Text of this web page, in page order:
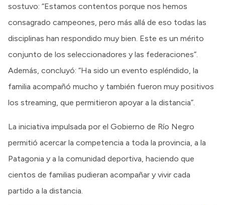
sostuvo: “Estamos contentos porque nos hemos
consagrado campeones, pero más allá de eso todas las
disciplinas han respondido muy bien. Este es un mérito
conjunto de los seleccionadores y las federaciones”.
Además, concluyó: “Ha sido un evento espléndido, la
familia acompañó mucho y también fueron muy positivos
los streaming, que permitieron apoyar a la distancia”.
La iniciativa impulsada por el Gobierno de Río Negro
permitió acercar la competencia a toda la provincia, a la
Patagonia y a la comunidad deportiva, haciendo que
cientos de familias pudieran acompañar y vivir cada
partido a la distancia.